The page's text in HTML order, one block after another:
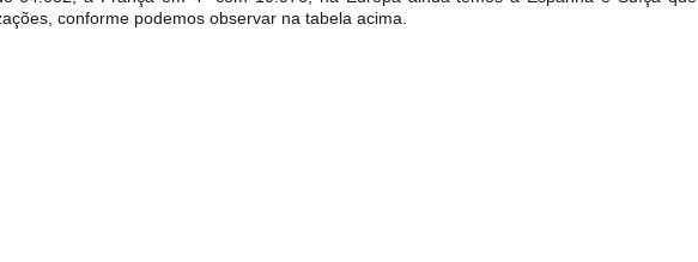
conforme podemos observar na tabela acima.